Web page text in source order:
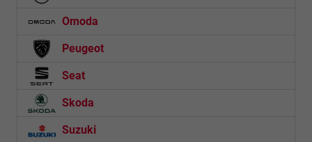
Omoda
Peugeot
Seat
Skoda
Suzuki